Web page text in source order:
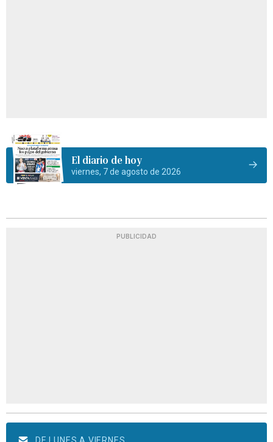
El diario de hoy
viernes, 7 de agosto de 2026
PUBLICIDAD